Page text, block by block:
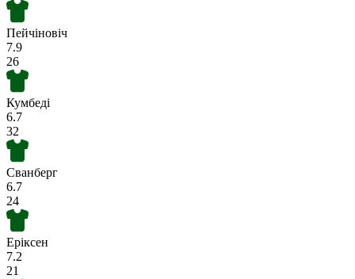
Пейчіновіч
7.9
26
Кумбеді
6.7
32
Сванберг
6.7
24
Еріксен
7.2
21